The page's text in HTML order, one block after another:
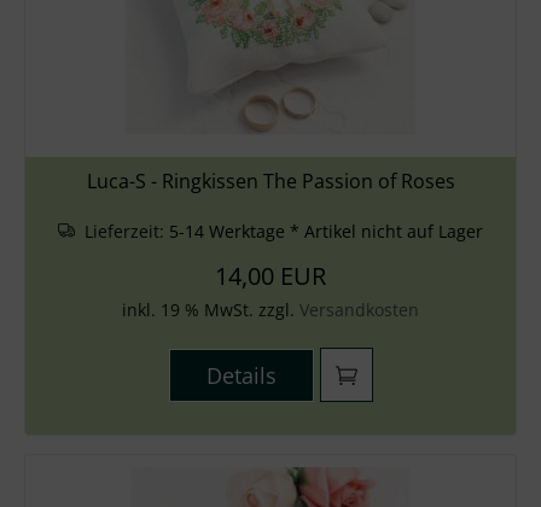
Luca-S - Ringkissen The Passion of Roses
Lieferzeit: 5-14 Werktage * Artikel nicht auf Lager
14,00 EUR
inkl. 19 % MwSt. zzgl. Versandkosten
Details